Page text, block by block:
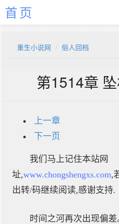
首页
重生小说网 俗人回档
第1514章 坠
上一章
下一页
我们马上记住本站网
址,www.chongshengxs.com,
出转/码继续阅读,感谢支持.
时间之河再次出现偏差